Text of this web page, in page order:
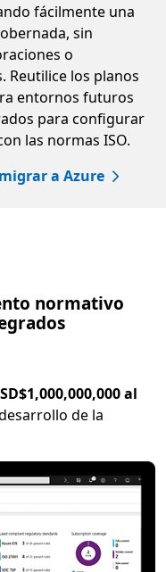
fácilmente una
sin
o
Reutilice los planos
entornos futuros
para configurar
las normas ISO.
a Azure
normativo
al
de la